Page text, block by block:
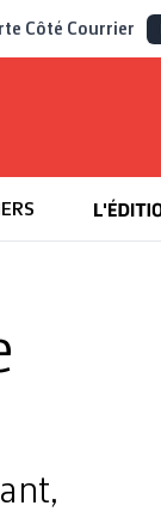
Côté Courrier